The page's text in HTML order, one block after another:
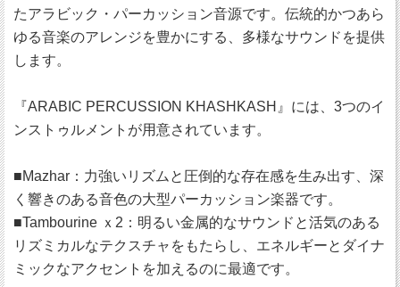
たアラビック・パーカッション音源です。伝統的かつあら
ゆる音楽のアレンジを豊かにする、多様なサウンドを提供
します。
『ARABIC PERCUSSION KHASHKASH』には、3つのイ
ンストゥルメントが用意されています。
■Mazhar：力強いリズムと圧倒的な存在感を生み出す、深
く響きのある音色の大型パーカッション楽器です。
■Tambourine ｘ2：明るい金属的なサウンドと活気のある
リズミカルなテクスチャをもたらし、エネルギーとダイナ
ミックなアクセントを加えるのに最適です。